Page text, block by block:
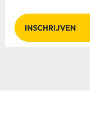
INSCHRIJVEN